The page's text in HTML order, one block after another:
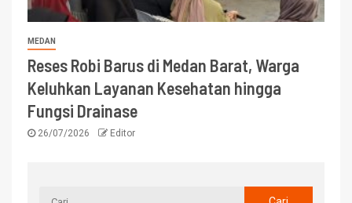
MEDAN
Reses Robi Barus di Medan Barat, Warga
Keluhkan Layanan Kesehatan hingga
Fungsi Drainase
26/07/2026 Editor